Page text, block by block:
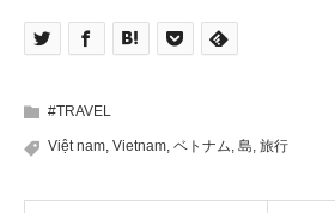
#TRAVEL
Việt nam, Vietnam, ベトナム, 島, 旅行